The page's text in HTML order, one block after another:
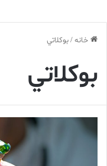
خانه/بوکلاتي
بوکلاتي